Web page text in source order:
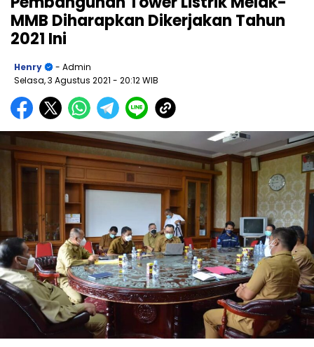
MMB Diharapkan Dikerjakan Tahun
2021 Ini
Henry
- Admin
Selasa, 3 Agustus 2021 - 20:12 WIB